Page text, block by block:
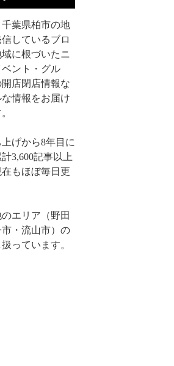
葉県柏市の地
しているブロ
に根づいたニ
ベント・グル
開店閉店情報な
情報をお届け
げから8年目に
3,600記事以上
もほぼ毎日更
エリア（野田
・流山市）の
っています。